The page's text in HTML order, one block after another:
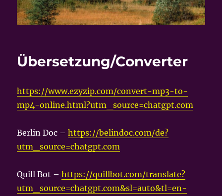
Übersetzung/Converter
https://www.ezyzip.com/convert-mp3-to-
mp4-online.html?utm_source=chatgpt.com
Berlin Doc –https://belindoc.com/de?
utm_source=chatgpt.com
Quill Bot –https://quillbot.com/translate?
utm_source=chatgpt.com&sl=auto&tl=en-